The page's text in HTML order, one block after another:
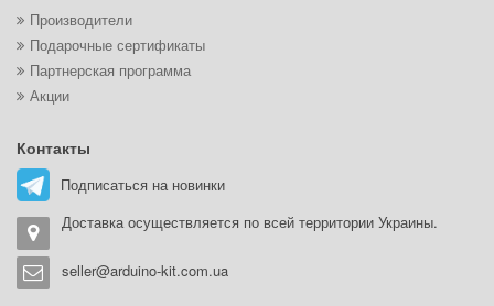
Производители
Подарочные сертификаты
Партнерская программа
Акции
Контакты
Подписаться на новинки
Доставка осуществляется по всей территории Украины.
seller@arduino-kit.com.ua